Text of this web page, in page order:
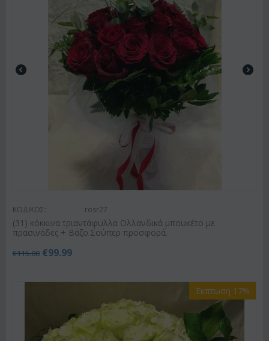
ΚΩΔΙΚΟΣ: rosr27
(31) κόκκινα τριαντάφυλλα Ολλανδικά μπουκέτο με
πρασινάδες + Βάζο.Σούπερ προσφορά.
€115.00 €99.99
Έκπτωση 17%